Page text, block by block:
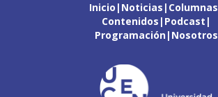
Inicio Noticias Columnas
Contenidos Podcast
Programación Nosotros